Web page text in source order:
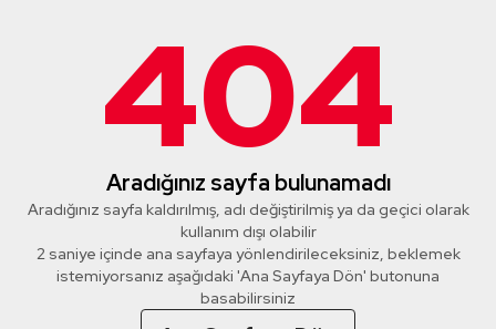
404
Aradığınız sayfa bulunamadı
Aradığınız sayfa kaldırılmış, adı değiştirilmiş ya da geçici olarak
kullanım dışı olabilir
2 saniye içinde ana sayfaya yönlendirileceksiniz, beklemek
istemiyorsanız aşağıdaki 'Ana Sayfaya Dön' butonuna
basabilirsiniz